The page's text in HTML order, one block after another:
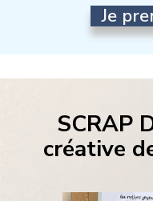
Je
SCRAP
créative